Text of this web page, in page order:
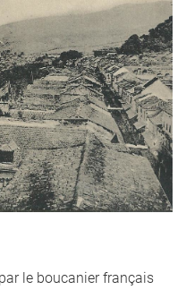
le boucanier français